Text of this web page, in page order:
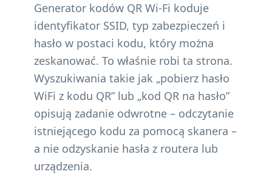
Generator kodów QR Wi-Fi koduje
identyfikator SSID, typ zabezpieczeń i
hasło w postaci kodu, który można
zeskanować. To właśnie robi ta strona.
Wyszukiwania takie jak „pobierz hasło
WiFi z kodu QR” lub „kod QR na hasło”
opisują zadanie odwrotne – odczytanie
istniejącego kodu za pomocą skanera –
a nie odzyskanie hasła z routera lub
urządzenia.